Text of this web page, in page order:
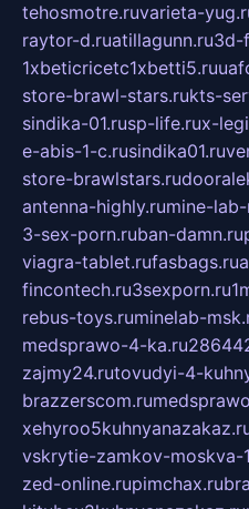
tehosmotre.ruvarieta-
raytor-d.ruatillagunn.ru3d-
1xbeticricetc1xbetti5.ru
store-brawl-stars.rukts-
sindika-01.rusp-life.rux-
e-abis-1-c.rusindika01.ru
store-brawlstars.ru
antenna-highly.rumine-
3-sex-porn.ruban-damn.ru
viagra-tablet.rufasbags.ru
fincontech.ru3sexporn.ru
rebus-toys.ruminelab-
medsprawo-4-ka.ru
zajmy24.rutovudyi-4-
brazzerscom.ru
vskrytie-zamkov-moskva-
zed-online.rupimchax.ru